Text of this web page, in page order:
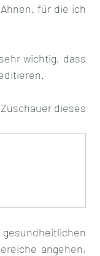
für die ich
wichtig, dass
dieses
angehen,